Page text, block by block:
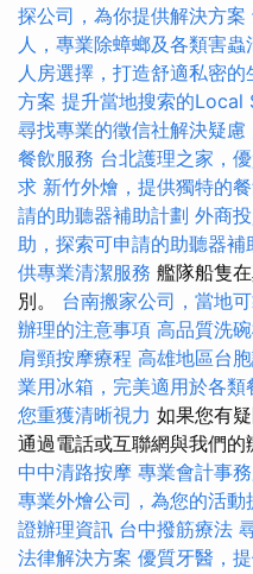
探公司，為你提供解決方案
人，專業除蟑螂及各類害蟲
人房選擇，打造舒適私密的
方案 提升當地搜索的Local
尋找專業的徵信社解決疑慮
餐飲服務 台北護理之家，
求 新竹外燴，提供獨特的
請的助聽器補助計劃 外商
助，探索可申請的助聽器補
供專業清潔服務 艦隊船隻
別。 台南搬家公司，當地
辦理的注意事項 高品質洗
肩頸按摩療程 高雄地區台
業用冰箱，完美適用於各類
您重獲清晰視力 如果您有
通過電話或互聯網與我們的
中中清路按摩 專業會計事
專業外燴公司，為您的活動
證辦理資訊 台中撥筋療法
法律解決方案 優質牙醫，